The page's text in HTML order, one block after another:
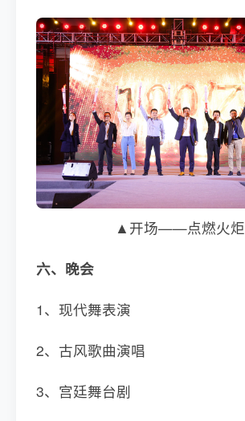
▲开场——点燃火炬
六、晚会
1、现代舞表演
2、古风歌曲演唱
3、宫廷舞台剧